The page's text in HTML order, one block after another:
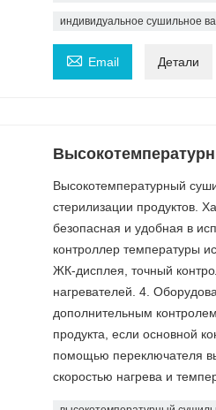
индивидуальное сушильное
 Email Детали
Высокотемпературный
стерилизации продуктов.
безопасная и удобная в
контроллер температуры
ЖК-дисплея, точный
нагревателей. 4.
дополнительным
продукта, если основной
помощью переключателя
скоростью нагрева и